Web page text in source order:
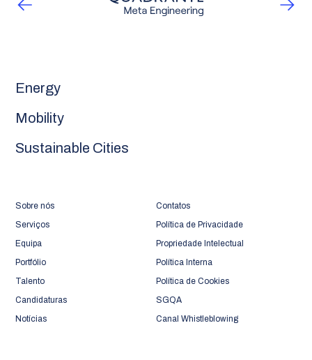
Energy
Mobility
Sustainable Cities
Sobre nós
Serviços
Equipa
Portfólio
Talento
Candidaturas
Notícias
Contatos
Política de Privacidade
Propriedade Intelectual
Política Interna
Política de Cookies
SGQA
Canal Whistleblowing